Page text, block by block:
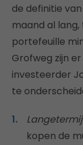
de definitie
maand al
portefeuille
Grofweg zijn
investeerder
te
kopen de